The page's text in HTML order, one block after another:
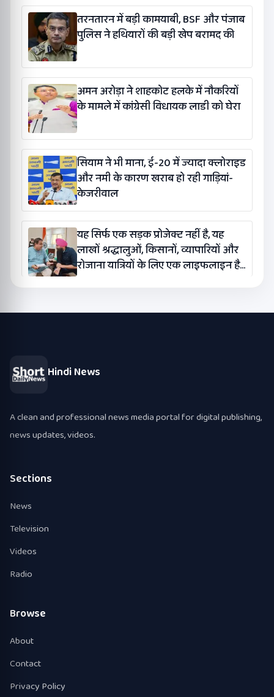
तरनतारन में बड़ी कामयाबी, BSF और पंजाब
पुलिस ने हथियारों की बड़ी खेप बरामद की
अमन अरोड़ा ने शाहकोट हलके में नौकरियों
के मामले में कांग्रेसी विधायक लाडी को घेरा
सियाम ने भी माना, ई-20 में ज्यादा क्लोराइड
और नमी के कारण खराब हो रही गाड़ियां-
केजरीवाल
यह सिर्फ एक सड़क प्रोजेक्ट नहीं है, यह
लाखों श्रद्धालुओं, किसानों, व्यापारियों और
रोजाना यात्रियों के लिए एक लाइफलाइन है:
Hindi News
A clean and professional news media portal for digital publishing,
news updates, videos.
Sections
News
Television
Videos
Radio
Browse
About
Contact
Privacy Policy